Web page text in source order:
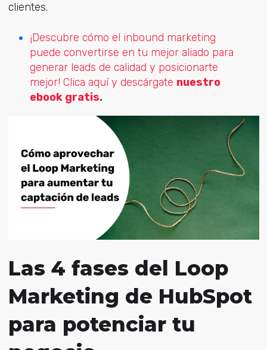
clientes.
¡Descubre cómo el inbound marketing
puede convertirse en tu mejor aliado para
generar leads de calidad y posicionarte
mejor! Clica aquí y descárgate nuestro
ebook gratis.
Las 4 fases del Loop
Marketing de HubSpot
para potenciar tu